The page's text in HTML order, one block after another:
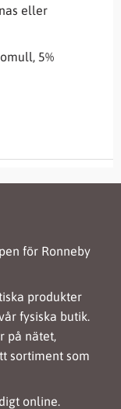
eller
5%
för Ronneby
produkter
fysiska butik.
på nätet,
sortiment som
online.